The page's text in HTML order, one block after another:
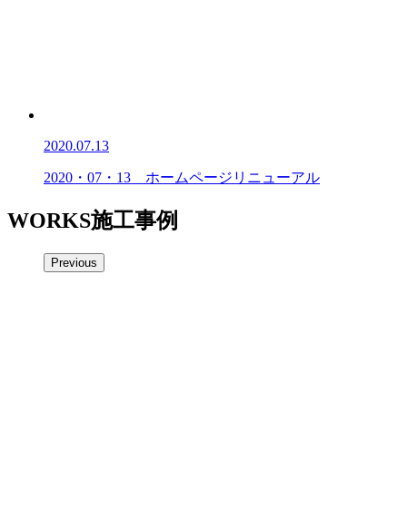
2020.07.13
2020・07・13 ホームページリニューアル
WORKS施工事例
Previous